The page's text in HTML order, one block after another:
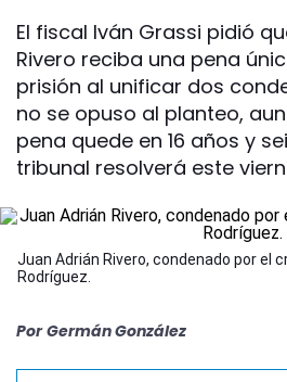
El fiscal Iván Grassi pidió
Rivero reciba una pena
prisión al unificar dos
no se opuso al planteo,
pena quede en 16 años y
tribunal resolverá este
Juan Adrián Rivero, condenado por el
Rodríguez.
Por Germán González